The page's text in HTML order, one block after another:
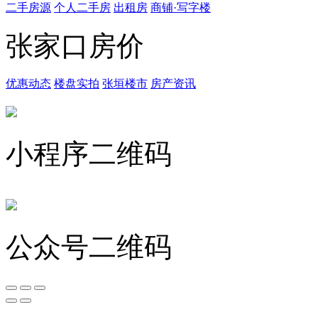
二手房源 个人二手房 出租房 商铺·写字楼
张家口房价
优惠动态 楼盘实拍 张垣楼市 房产资讯
小程序二维码
公众号二维码